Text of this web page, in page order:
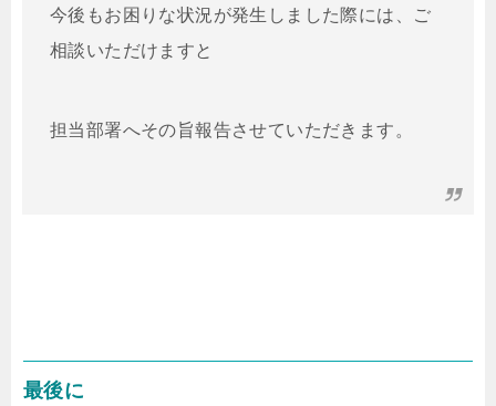
今後もお困りな状況が発生しました際には、ご
相談いただけますと
担当部署へその旨報告させていただきます。
最後に